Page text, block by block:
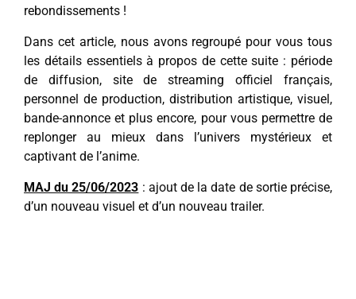
rebondissements !
Dans cet article, nous avons regroupé pour vous tous
les détails essentiels à propos de cette suite : période
de diffusion, site de streaming officiel français,
personnel de production, distribution artistique, visuel,
bande-annonce et plus encore, pour vous permettre de
replonger au mieux dans l’univers mystérieux et
captivant de l’anime.
MAJ du 25/06/2023 : ajout de la date de sortie précise,
d’un nouveau visuel et d’un nouveau trailer.